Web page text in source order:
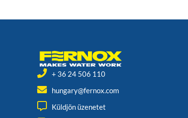
+ 36 24 506 110
hungary@fernox.com
Küldjön üzenetet